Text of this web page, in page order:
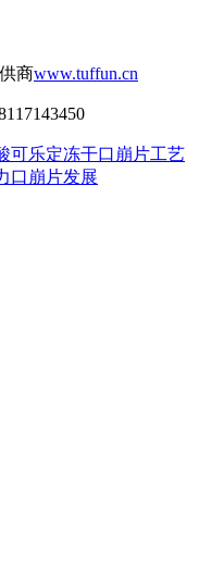
商www.tuffun.cn
可乐定冻干口崩片工艺
口崩片发展